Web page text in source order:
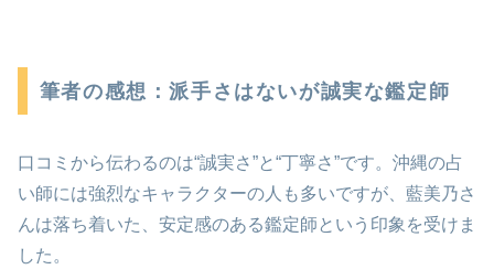
筆者の感想：派手さはないが誠実な鑑定師
口コミから伝わるのは“誠実さ”と“丁寧さ”です。沖縄の占
い師には強烈なキャラクターの人も多いですが、藍美乃さ
んは落ち着いた、安定感のある鑑定師という印象を受けま
した。